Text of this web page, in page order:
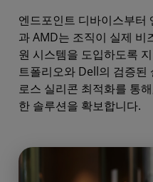
엔드포인트 디바이스부터
과 AMD는 조직이 실제 비
원 시스템을 도입하도록
트폴리오와 Dell의 검증된
로스 실리콘 최적화를 통
한 솔루션을 확보합니다.